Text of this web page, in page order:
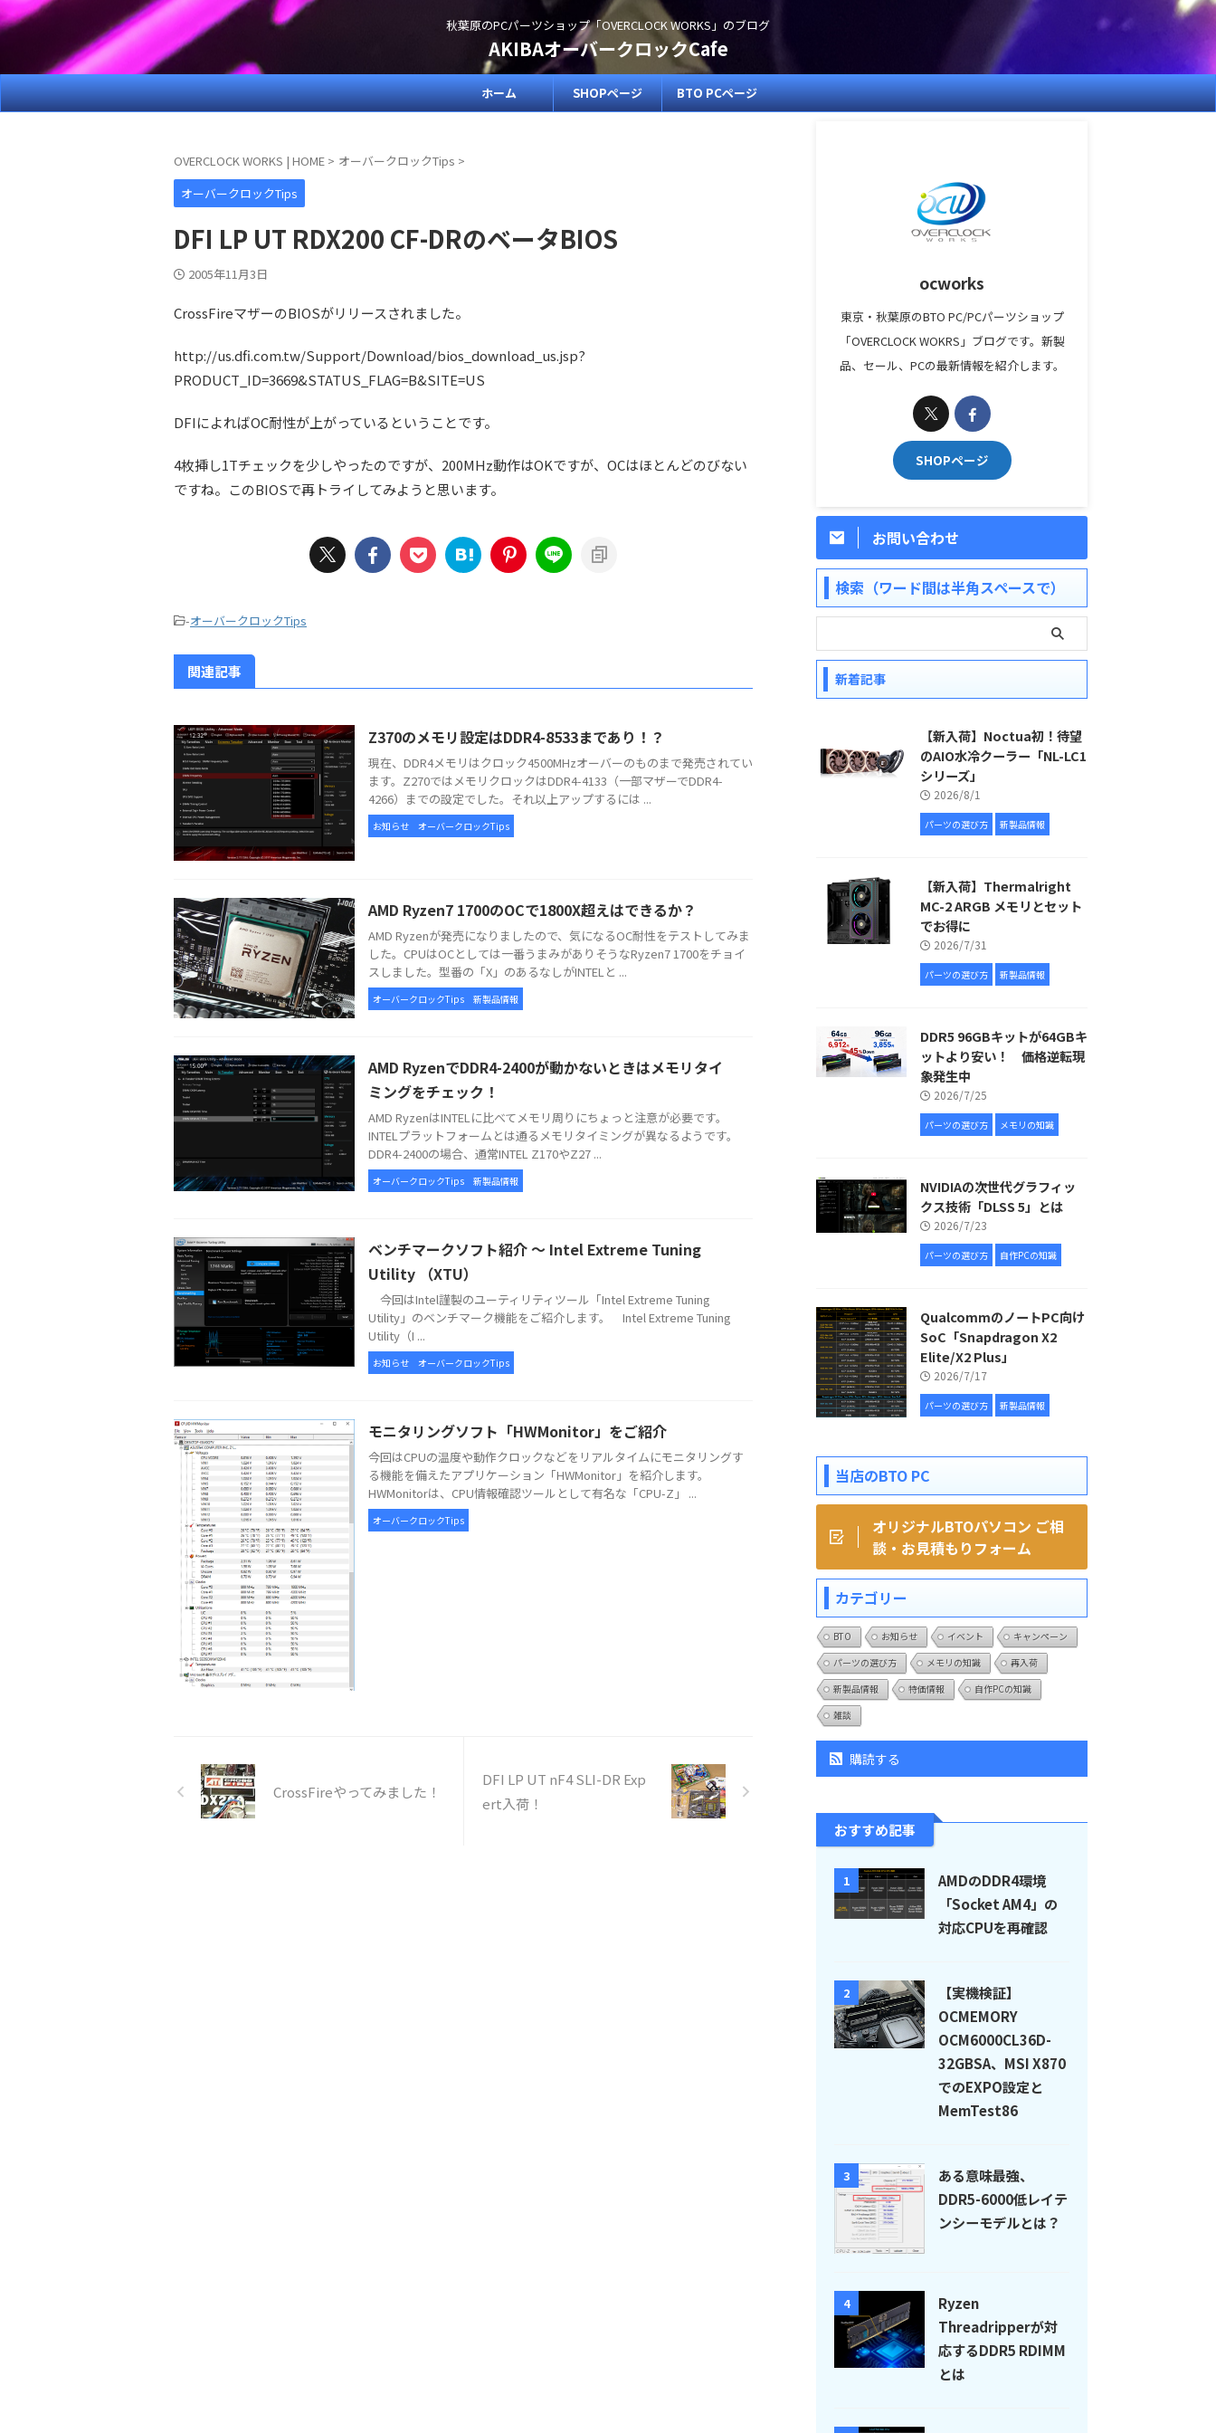
秋葉原のPCパーツショップ「OVERCLOCK WORKS」のブログ
AKIBAオーバークロックCafe
ホーム SHOPページ BTO PCページ
OVERCLOCK WORKS | HOME > オーバークロックTips >
オーバークロックTips
DFI LP UT RDX200 CF-DRのベータBIOS
2005年11月3日
CrossFireマザーのBIOSがリリースされました。
http://us.dfi.com.tw/Support/Download/bios_download_us.jsp?
PRODUCT_ID=3669&STATUS_FLAG=B&SITE=US
DFIによればOC耐性が上がっているということです。
4枚挿し1Tチェックを少しやったのですが、200MHz動作はOKですが、OCはほとんどのびない
ですね。このBIOSで再トライしてみようと思います。
-オーバークロックTips
関連記事
Z370のメモリ設定はDDR4-8533まであり！？
現在、DDR4メモリはクロック4500MHzオーバーのものまで発売されてい
ます。Z270ではメモリクロックはDDR4-4133（一部マザーでDDR4-
4266）までの設定でした。それ以上アップするには ...
お知らせ オーバークロックTips
AMD Ryzen7 1700のOCで1800X超えはできるか？
AMD Ryzenが発売になりましたので、気になるOC耐性をテストしてみま
した。CPUはOCとしては一番うまみがありそうなRyzen7 1700をチョイ
スしました。型番の「X」のあるなしがINTELと ...
オーバークロックTips 新製品情報
AMD RyzenでDDR4-2400が動かないときはメモリタイ
ミングをチェック！
AMD RyzenはINTELに比べてメモリ周りにちょっと注意が必要です。
INTELプラットフォームとは通るメモリタイミングが異なるようです。
DDR4-2400の場合、通常INTEL Z170やZ27 ...
オーバークロックTips 新製品情報
ベンチマークソフト紹介 ～ Intel Extreme Tuning
Utility （XTU）
今回はIntel謹製のユーティリティツール「Intel Extreme Tuning
Utility」のベンチマーク機能をご紹介します。 Intel Extreme Tuning
Utility（I ...
お知らせ オーバークロックTips
モニタリングソフト「HWMonitor」をご紹介
今回はCPUの温度や動作クロックなどをリアルタイムにモニタリングす
る機能を備えたアプリケーション「HWMonitor」を紹介します。
HWMonitorは、CPU情報確認ツールとして有名な「CPU-Z」 ...
オーバークロックTips
CrossFireやってみました！
DFI LP UT nF4 SLI-DR Exp
ert入荷！
ocworks
東京・秋葉原のBTO PC/PCパーツショップ
「OVERCLOCK WOKRS」ブログです。新製
品、セール、PCの最新情報を紹介します。
SHOPページ
お問い合わせ
検索（ワード間は半角スペースで）
新着記事
【新入荷】Noctua初！待望
のAIO水冷クーラー「NL-LC1
シリーズ」
2026/8/1
パーツの選び方 新製品情報
【新入荷】Thermalright
MC-2 ARGB メモリとセット
でお得に
2026/7/31
パーツの選び方 新製品情報
DDR5 96GBキットが64GBキ
ットより安い！ 価格逆転現
象発生中
2026/7/25
パーツの選び方 メモリの知識
NVIDIAの次世代グラフィッ
クス技術「DLSS 5」とは
2026/7/23
パーツの選び方 自作PCの知識
QualcommのノートPC向け
SoC「Snapdragon X2
Elite/X2 Plus」
2026/7/17
パーツの選び方 新製品情報
当店のBTO PC
オリジナルBTOパソコン ご相
談・お見積もりフォーム
カテゴリー
BTO お知らせ イベント
キャンペーン
パーツの選び方
メモリの知識
再入荷
新製品情報
特価情報
自作PCの知識
雑談
購読する
おすすめ記事
1
AMDのDDR4環境
「Socket AM4」の
対応CPUを再確認
2
【実機検証】
OCMEMORY
OCM6000CL36D-
32GBSA、MSI X870
でのEXPO設定と
MemTest86
3
ある意味最強、
DDR5-6000低レイテ
ンシーモデルとは？
4
Ryzen
Threadripperが対
応するDDR5 RDIMM
とは